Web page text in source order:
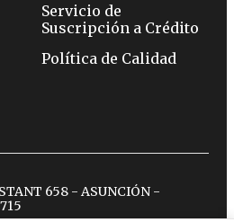
Servicio de
Suscripción a Crédito
Política de Calidad
658 - ASUNCIÓN -